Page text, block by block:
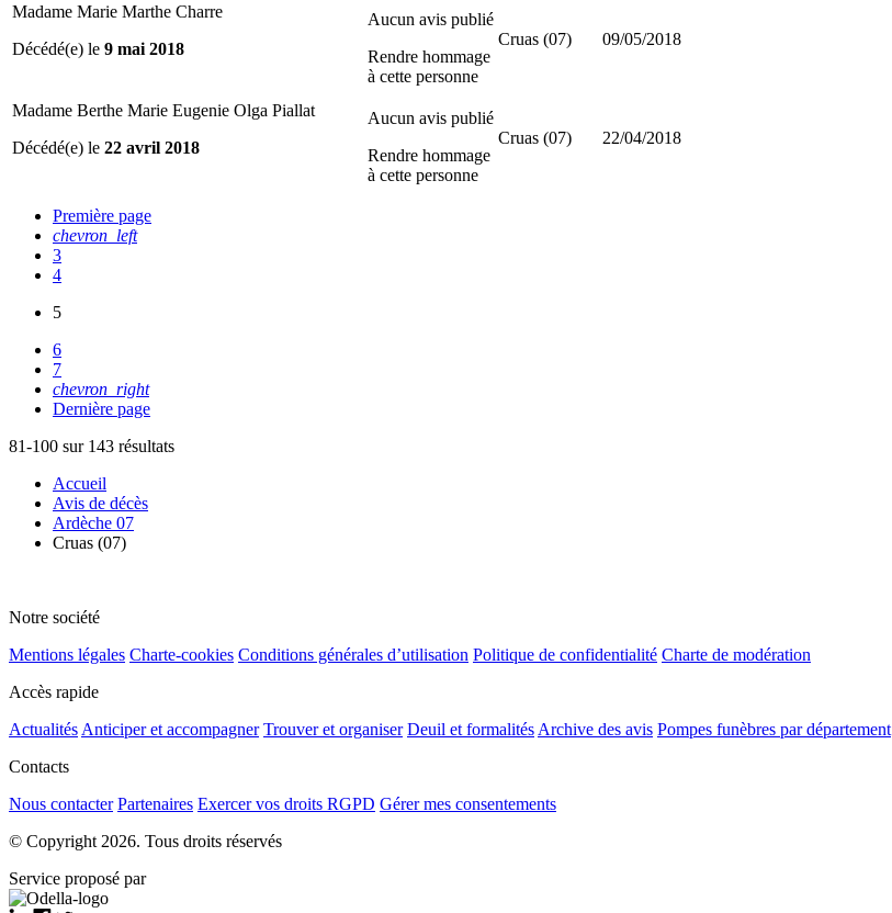
Madame Marie Marthe Charre
Décédé(e) le 9 mai 2018
Aucun avis publié
Rendre hommage
à cette personne
Cruas (07) 09/05/2018
Madame Berthe Marie Eugenie Olga Piallat
Décédé(e) le 22 avril 2018
Aucun avis publié
Rendre hommage
à cette personne
Cruas (07) 22/04/2018
Première page
chevron_left
3
4
5
6
7
chevron_right
Dernière page
81-100 sur 143 résultats
Accueil
Avis de décès
Ardèche 07
Cruas (07)
Notre société
Mentions légales Charte-cookies Conditions générales d’utilisation Politique de confidentialité Charte de modération
Accès rapide
Actualités Anticiper et accompagner Trouver et organiser Deuil et formalités Archive des avis Pompes funèbres par département
Contacts
Nous contacter Partenaires Exercer vos droits RGPD Gérer mes consentements
© Copyright 2026. Tous droits réservés
Service proposé par